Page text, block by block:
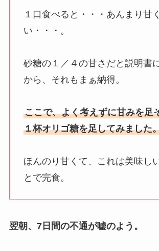
１口食べると・・・あんまり甘
い・・・。
砂糖の１／４の甘さだと説明書
から、それもまぁ納得。
ここで、よく考えずに甘みを足
１杯オリゴ糖を足してみました
ほんのり甘くて、これは美味し
とで完食。
翌朝、7日間の不通が嘘のよう。